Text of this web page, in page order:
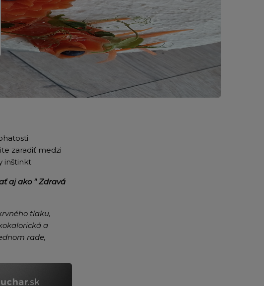
zaradiť medzi
inštinkt.
aj ako " Zdravá
tlaku,
a
rade,